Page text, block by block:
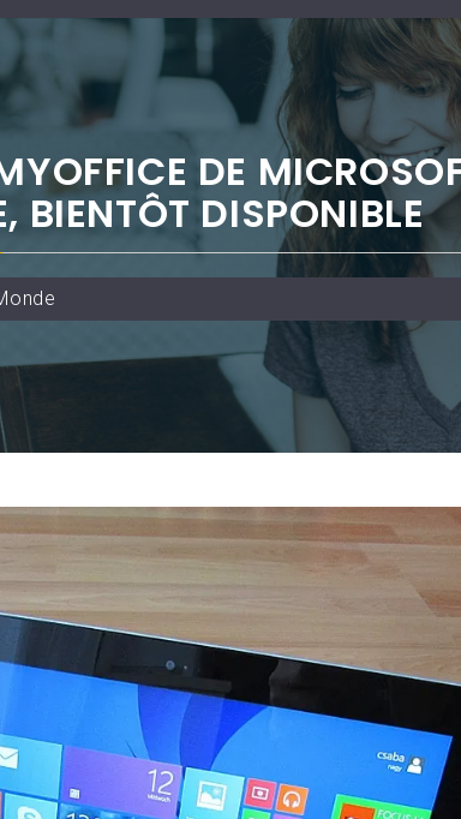
DE
BIENTÔT DISPONIBLE